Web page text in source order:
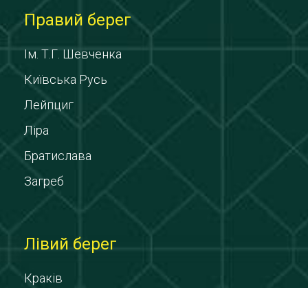
Правий берег
Ім. Т.Г. Шевченка
Київська Русь
Лейпциг
Ліра
Братислава
Загреб
Лівий берег
Краків